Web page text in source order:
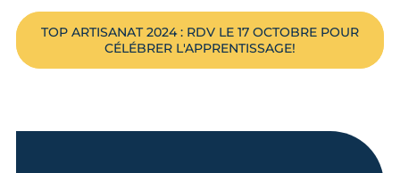
TOP ARTISANAT 2024 : RDV LE 17 OCTOBRE POUR
CÉLÉBRER L'APPRENTISSAGE!